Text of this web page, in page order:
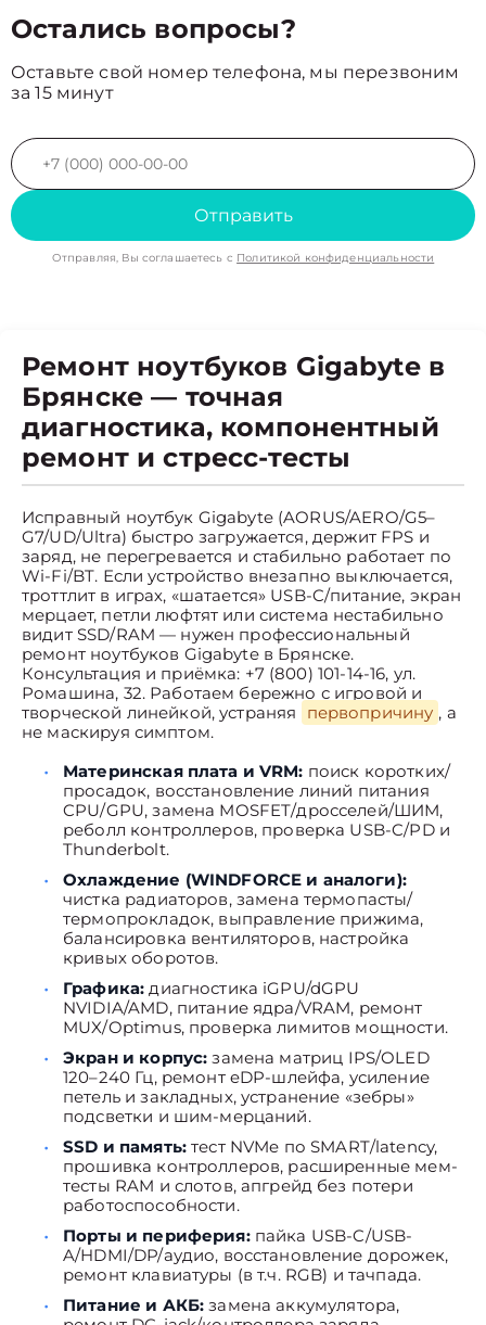
Остались вопросы?
Оставьте свой номер телефона, мы перезвоним
за 15 минут
Отправить
Отправляя, Вы соглашаетесь с Политикой конфиденциальности
Ремонт ноутбуков Gigabyte в
Брянске — точная
диагностика, компонентный
ремонт и стресс-тесты
Исправный ноутбук Gigabyte (AORUS/AERO/G5–
G7/UD/Ultra) быстро загружается, держит FPS и
заряд, не перегревается и стабильно работает по
Wi-Fi/BT. Если устройство внезапно выключается,
троттлит в играх, «шатается» USB-C/питание, экран
мерцает, петли люфтят или система нестабильно
видит SSD/RAM — нужен профессиональный
ремонт ноутбуков Gigabyte в Брянске.
Консультация и приёмка: +7 (800) 101-14-16, ул.
Ромашина, 32. Работаем бережно с игровой и
творческой линейкой, устраняя
первопричину , а
не маскируя симптом.
Материнская плата и VRM: поиск коротких/
просадок, восстановление линий питания
CPU/GPU, замена MOSFET/дросселей/ШИМ,
реболл контроллеров, проверка USB-C/PD и
Thunderbolt.
Охлаждение (WINDFORCE и аналоги):
чистка радиаторов, замена термопасты/
термопрокладок, выправление прижима,
балансировка вентиляторов, настройка
кривых оборотов.
Графика: диагностика iGPU/dGPU
NVIDIA/AMD, питание ядра/VRAM, ремонт
MUX/Optimus, проверка лимитов мощности.
Экран и корпус: замена матриц IPS/OLED
120–240 Гц, ремонт eDP-шлейфа, усиление
петель и закладных, устранение «зебры»
подсветки и шим-мерцаний.
SSD и память:тест NVMe по SMART/latency,
прошивка контроллеров, расширенные мем-
тесты RAM и слотов, апгрейд без потери
работоспособности.
Порты и периферия:пайка USB-C/USB-
A/HDMI/DP/аудио, восстановление дорожек,
ремонт клавиатуры (в т.ч. RGB) и тачпада.
Питание и АКБ: замена аккумулятора,